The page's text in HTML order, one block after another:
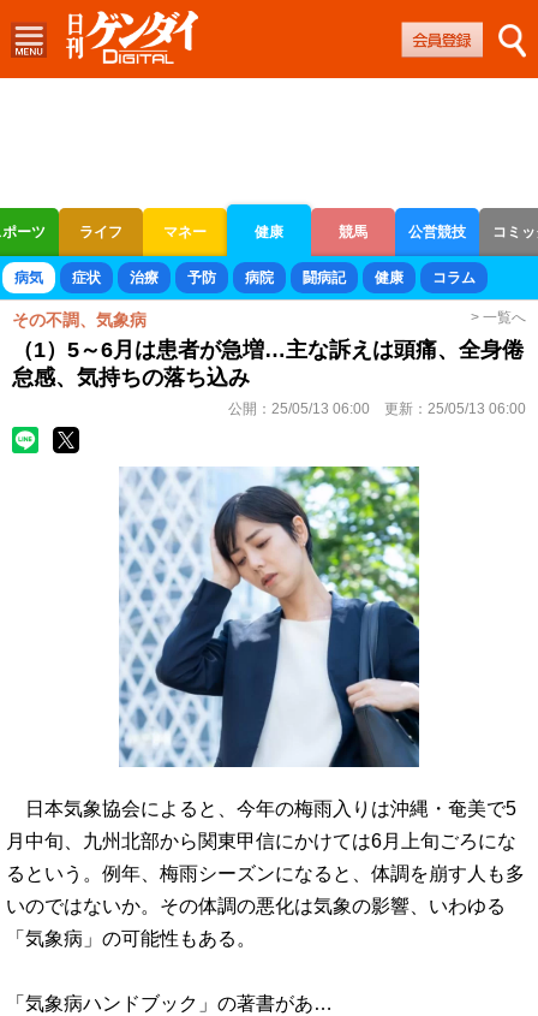
ーツ ライフ マネー 健康 競馬 公営競技 コミ
ボートレース 競輪 オートレース
病気 症状 治療 予防 病院 闘病記 健康 コラム
その不調、気象病 > 一覧へ
（1）5～6月は患者が急増…主な訴えは頭痛、全身倦
怠感、気持ちの落ち込み
公開： 25/05/13 06:00 更新： 25/05/13 06:00
日本気象協会によると、今年の梅雨入りは沖縄・奄美で5
月中旬、九州北部から関東甲信にかけては6月上旬ごろにな
るという。例年、梅雨シーズンになると、体調を崩す人も多
いのではないか。その体調の悪化は気象の影響、いわゆる
「気象病」の可能性もある。
「気象病ハンドブック」の著書があ…